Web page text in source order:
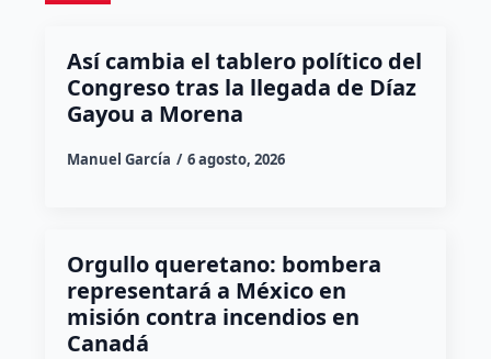
Así cambia el tablero político del
Congreso tras la llegada de Díaz
Gayou a Morena
Manuel García 6 agosto, 2026
Orgullo queretano: bombera
representará a México en
misión contra incendios en
Canadá